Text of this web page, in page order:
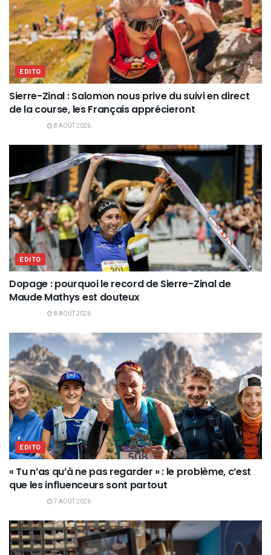
EDITO
Sierre-Zinal : Salomon nous prive du suivi en direct
de la course, les Français apprécieront
8 AOÛT 2026
EDITO
Dopage : pourquoi le record de Sierre-Zinal de
Maude Mathys est douteux
8 AOÛT 2026
EDITO
« Tu n’as qu’à ne pas regarder » : le problème, c’est
que les influenceurs sont partout
7 AOÛT 2026